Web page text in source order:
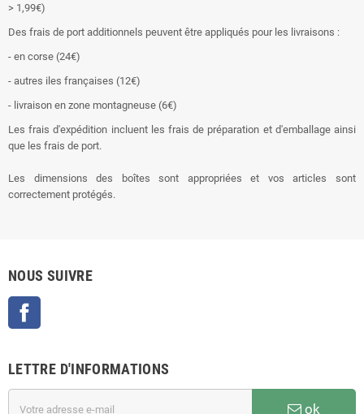
> 1,99€)
Des frais de port additionnels peuvent être appliqués pour les livraisons :
- en corse (24€)
- autres iles françaises (12€)
- livraison en zone montagneuse (6€)
Les frais d'expédition incluent les frais de préparation et d'emballage ainsi
que les frais de port.
Les dimensions des boîtes sont appropriées et vos articles sont
correctement protégés.
NOUS SUIVRE
LETTRE D'INFORMATIONS
ok